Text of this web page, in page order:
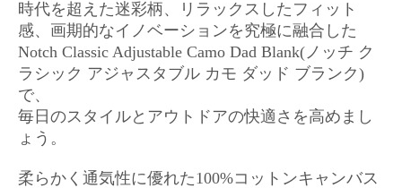
時代を超えた迷彩柄、リラックスしたフィット
感、 画期的なイノベーションを究極に融合した
Notch Classic Adjustable Camo Dad Blank(ノッチ ク
ラシック アジャスタブル カモ ダッド ブランク)
で、
毎日のスタイルとアウトドアの快適さを高めまし
ょう。
柔らかく通気性に優れた100%コットンキャンバス